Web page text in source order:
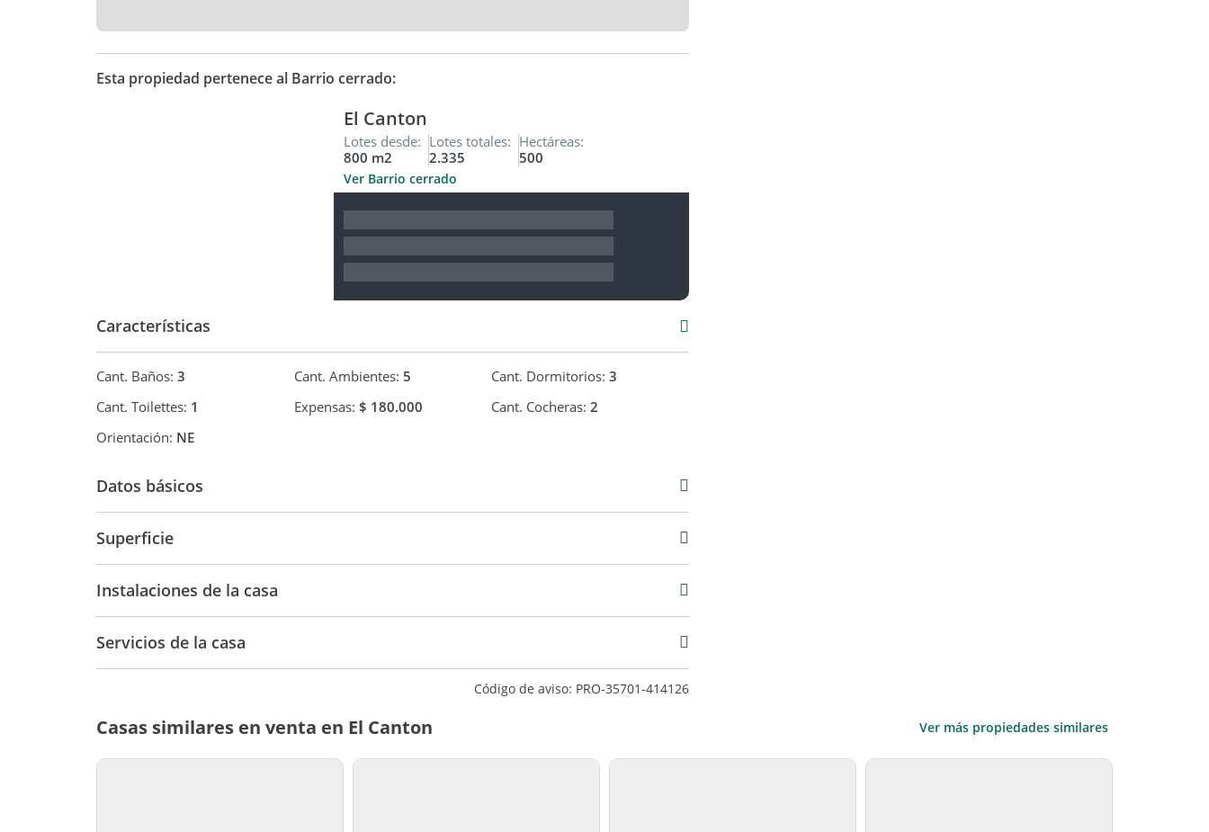
*Exterior:*
- Amplio jardín de 675 m2, con mas de 50 especies de plantas, perfecto para actividades al aire
libre y momentos de relax en la naturaleza.
Esta casa ofrece un estilo de vida único, combinando la elegancia de sus interiores con la
belleza natural de su entorno frente a la Laguna. No pierdas la oportunidad de vivir y disfrutar
Esta propiedad pertenece al Barrio cerrado:
El Canton
Lotes desde:
800 m2
Lotes totales:
2.335
Hectáreas:
500
Ver Barrio cerrado
Características
Cant. Baños: 3 Cant. Ambientes: 5 Cant. Dormitorios:3
Cant. Toilettes: 1 Expensas: $ 180.000 Cant. Cocheras:2
Orientación: NE
Datos básicos
Superficie
Instalaciones de la casa
Servicios de la casa
Código de aviso: PRO-35701-414126
Casas similares en venta en El Canton Ver más propiedades similares